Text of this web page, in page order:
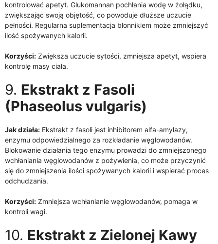
kontrolować apetyt. Glukomannan pochłania wodę w żołądku,
zwiększając swoją objętość, co powoduje dłuższe uczucie
pełności. Regularna suplementacja błonnikiem może zmniejszyć
ilość spożywanych kalorii.
Korzyści: Zwiększa uczucie sytości, zmniejsza apetyt, wspiera
kontrolę masy ciała.
9. Ekstrakt z Fasoli
(Phaseolus vulgaris)
Jak działa: Ekstrakt z fasoli jest inhibitorem alfa-amylazy,
enzymu odpowiedzialnego za rozkładanie węglowodanów.
Blokowanie działania tego enzymu prowadzi do zmniejszonego
wchłaniania węglowodanów z pożywienia, co może przyczynić
się do zmniejszenia ilości spożywanych kalorii i wspierać proces
odchudzania.
Korzyści: Zmniejsza wchłanianie węglowodanów, pomaga w
kontroli wagi.
10. Ekstrakt z Zielonej Kawy